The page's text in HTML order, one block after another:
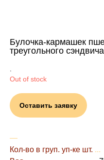
Булочка-кармашек
треугольного сэндвича
.
Out of stock
Оставить заявку
―
Кол-во в груп. уп-ке шт. ...